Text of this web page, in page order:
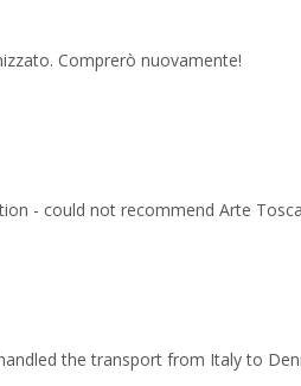
Comprerò nuovamente!
- could not recommend Arte
the transport from Italy to